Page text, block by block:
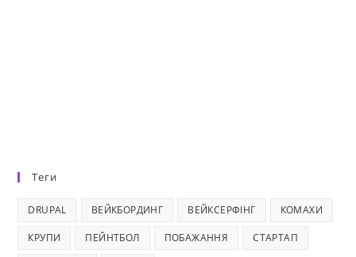
Теги
DRUPAL ВЕЙКБОРДИНГ ВЕЙКСЕРФІНГ КОМАХИ
КРУПИ ПЕЙНТБОЛ ПОБАЖАННЯ СТАРТАП